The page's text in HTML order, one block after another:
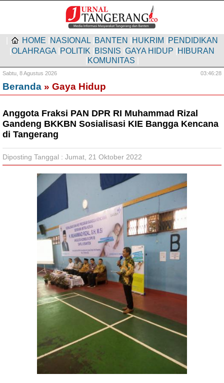
HOME NASIONAL BANTEN HUKRIM PENDIDIKAN
OLAHRAGA POLITIK BISNIS GAYA HIDUP HIBURAN
KOMUNITAS
Sabtu, 8 Agustus 2026 03:46:29
Beranda » Gaya Hidup
Anggota Fraksi PAN DPR RI Muhammad Rizal
Gandeng BKKBN Sosialisasi KIE Bangga Kencana
di Tangerang
Diposting Tanggal : Jumat, 21 Oktober 2022